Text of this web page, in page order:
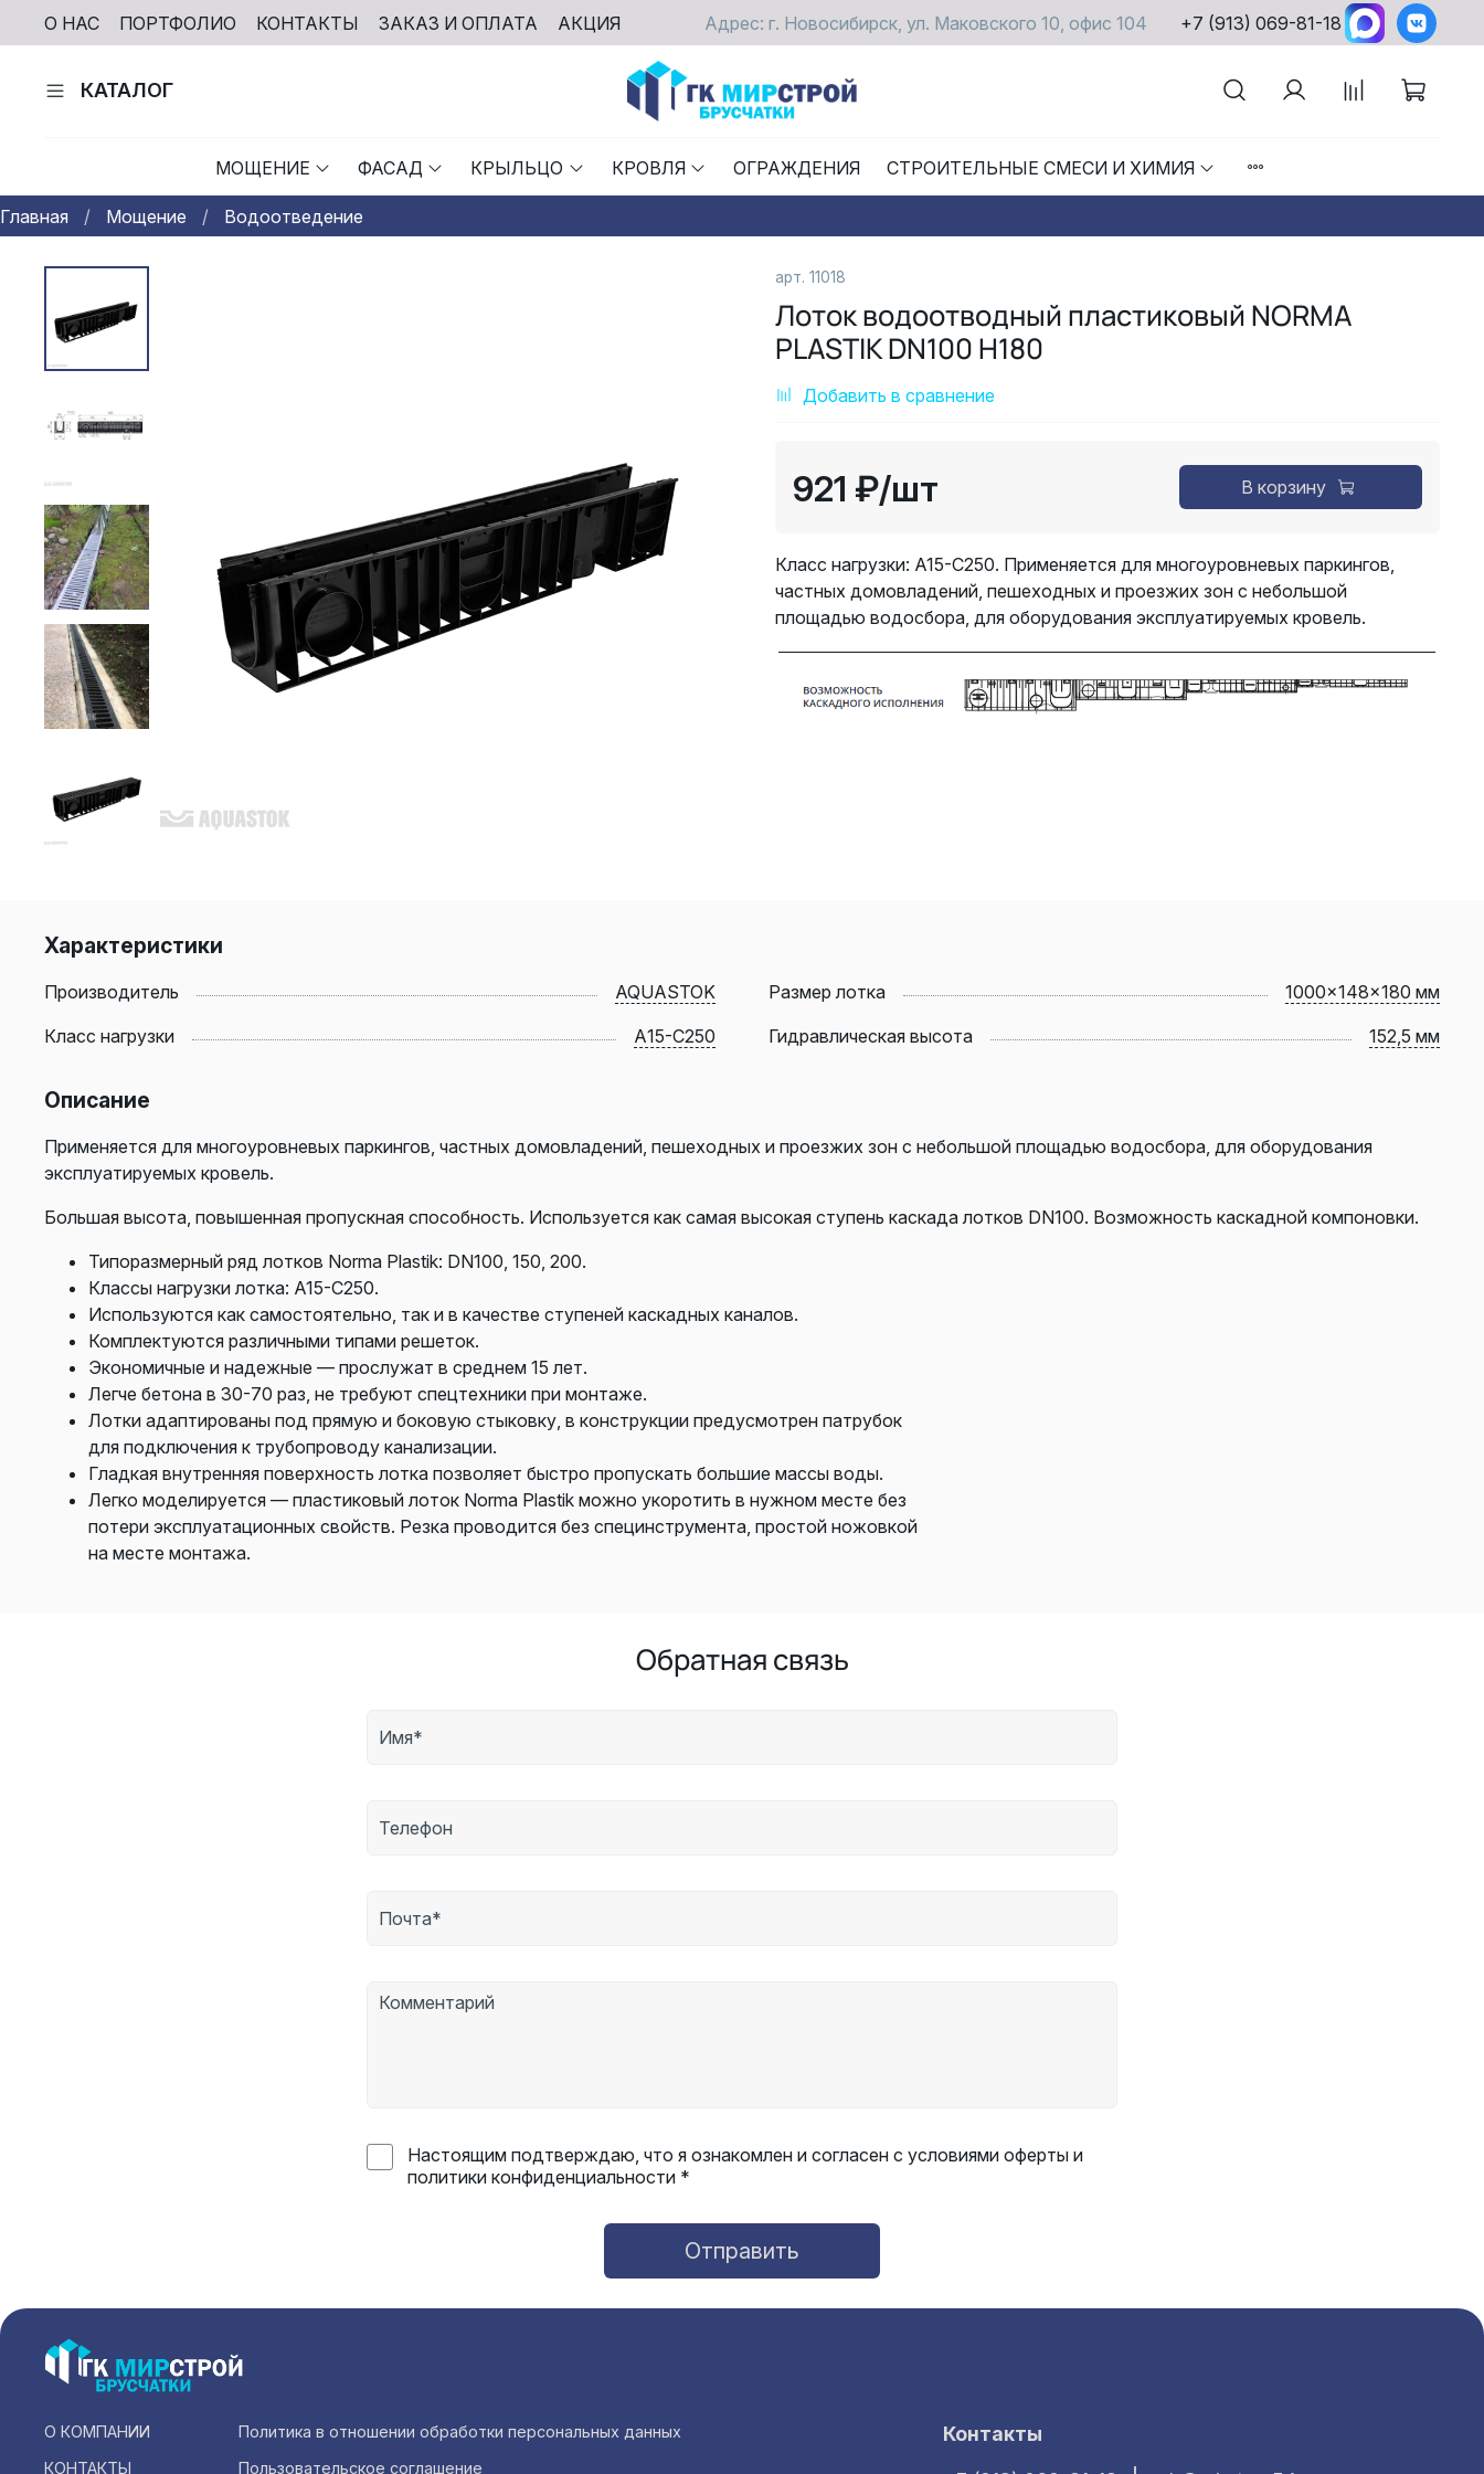
О НАС ПОРТФОЛИО КОНТАКТЫ ЗАКАЗ И ОПЛАТА АКЦИЯ Адрес: г. Новосибирск, ул. Маковского 10, офис 104 +7 (913) 069-81-18
КАТАЛОГ
МОЩЕНИЕ ФАСАД КРЫЛЬЦО КРОВЛЯ ОГРАЖДЕНИЯ СТРОИТЕЛЬНЫЕ СМЕСИ И ХИМИЯ
Главная Мощение Водоотведение
арт. 11018
Лоток водоотводный пластиковый NORMA
PLASTIK DN100 H180
Добавить в сравнение
921 ₽/шт В корзину
Класс нагрузки: A15-С250. Применяется для многоуровневых паркингов,
частных домовладений, пешеходных и проезжих зон с небольшой
площадью водосбора, для оборудования эксплуатируемых кровель.
Характеристики
Производитель AQUASTOK Размер лотка
1000x148x180 мм
Класс нагрузки
А15-С250 Гидравлическая высота 152,5 мм
Описание
Применяется для многоуровневых паркингов, частных домовладений, пешеходных и проезжих зон с небольшой площадью водосбора, для оборудования
эксплуатируемых кровель.
Большая высота, повышенная пропускная способность. Используется как самая высокая ступень каскада лотков DN100. Возможность каскадной компоновки.
Типоразмерный ряд лотков Norma Plastik: DN100, 150, 200.
Классы нагрузки лотка: A15-C250.
Используются как самостоятельно, так и в качестве ступеней каскадных каналов.
Комплектуются различными типами решеток.
Экономичные и надежные — прослужат в среднем 15 лет.
Легче бетона в 30-70 раз, не требуют спецтехники при монтаже.
Лотки адаптированы под прямую и боковую стыковку, в конструкции предусмотрен патрубок
для подключения к трубопроводу канализации.
Гладкая внутренняя поверхность лотка позволяет быстро пропускать большие массы воды.
Легко моделируется — пластиковый лоток Norma Plastik можно укоротить в нужном месте без
потери эксплуатационных свойств. Резка проводится без специнструмента, простой ножовкой
на месте монтажа.
Обратная связь
Настоящим подтверждаю, что я ознакомлен и согласен с условиями оферты и
политики конфиденциальности *
Отправить
О КОМПАНИИ
КОНТАКТЫ
Политика в отношении обработки персональных данных
Пользовательское соглашение
Контакты